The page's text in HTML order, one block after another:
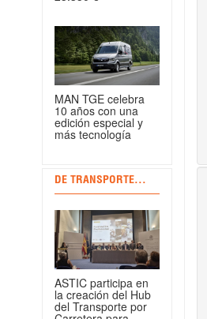
MAN TGE celebra
10 años con una
edición especial y
más tecnología
DE TRANSPORTE...
ASTIC participa en
la creación del Hub
del Transporte por